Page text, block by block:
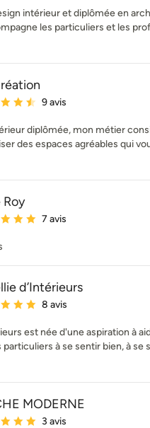
intérieur et diplômée en
les particuliers et les
: 4.6 étoiles sur 5
9 avis
diplômée, mon métier
des espaces agréables qui
: 5 étoiles sur 5
7 avis
d’Intérieurs
: 5 étoiles sur 5
8 avis
est née d'une aspiration à
à se sentir bien, à se
MODERNE
: 5 étoiles sur 5
3 avis